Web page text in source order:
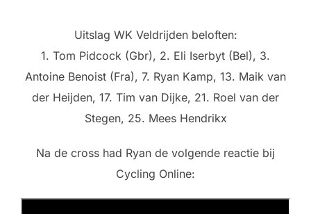
Uitslag WK Veldrijden beloften:
1. Tom Pidcock (Gbr), 2. Eli Iserbyt (Bel), 3.
Antoine Benoist (Fra), 7. Ryan Kamp, 13. Maik van
der Heijden, 17. Tim van Dijke, 21. Roel van der
Stegen, 25. Mees Hendrikx
Na de cross had Ryan de volgende reactie bij
Cycling Online: